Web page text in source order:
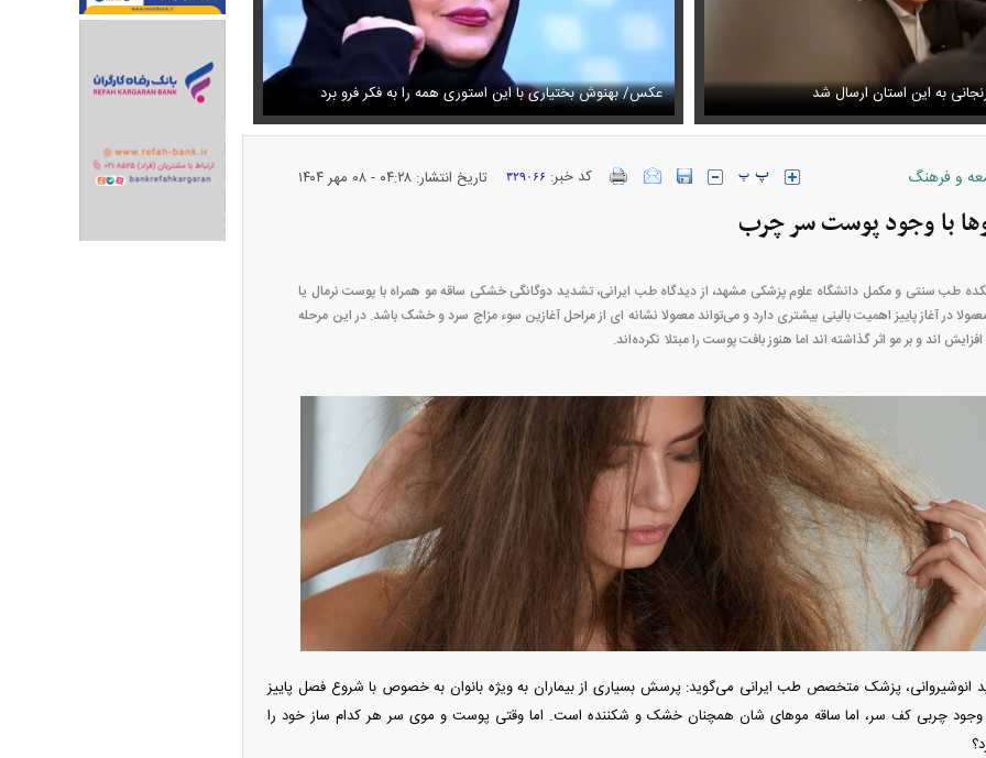
به این استان ارسال شد
فیلم/روایت رامین پرچمی از کار قشنگی که مهران مدیری برایش
انجام داد
فیلم/ پزشکیان: دشمنان می‌دانند چه کسانی را نظام‌دوست در سالگرد ماه‌چهره خلیلی عکس/ بهنوش بختیاری با این استوری همه را به فکر فرو برد حذف خبر مربوط به محسن رضایی از
و فرهنگ کد خبر: ۳۲۹۰۶۶ تاریخ انتشار: ۰۴:۲۸ - ۰۸ مهر ۱۴۰۴
با وجود پوست سر چرب
طب سنتی و مکمل دانشگاه علوم پزشکی مشهد، از دیدگاه طب ایرانی، تشدید دوگانگی خشکی ساقه مو همراه با پوست نرمال یا
در آغاز پاییز اهمیت بالینی بیشتری دارد و می‌تواند معمولا نشانه‌ ای از مراحل آغازین سوء مزاج سرد و خشک باشد. در این مرحله‌
اند و بر مو اثر گذاشته‌ اند اما هنوز بافت پوست را مبتلا نکرده‌اند.
انوشیروانی، پزشک متخصص طب ایرانی می‌گوید: پرسش بسیاری از بیماران به ویژه بانوان به خصوص با شروع فصل پاییز
وجود چربی کف سر، اما ساقه مو‌های شان همچنان خشک و شکننده است. اما وقتی پوست و موی سر هر کدام ساز خود را
+ جدول
مسکن؛ فنر
شده
کارنامه مردود محسن پاک‌ نژاد؛ از افت شدید
درآمد ارزی تا بازی با عزل و نصب‌ها
پیش‌بینی بورس امروز دوشنبه ۱۲ مرداد ماه
۱۴۰۵